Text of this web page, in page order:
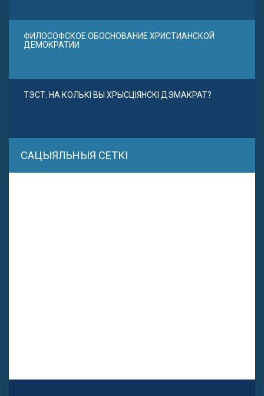
ФИЛОСОФСКОЕ ОБОСНОВАНИЕ ХРИСТИАНСКОЙ
ДЕМОКРАТИИ
ТЭСТ. НА КОЛЬКІ ВЫ ХРЫСЦІЯНСКІ ДЭМАКРАТ?
САЦЫЯЛЬНЫЯ СЕТКІ